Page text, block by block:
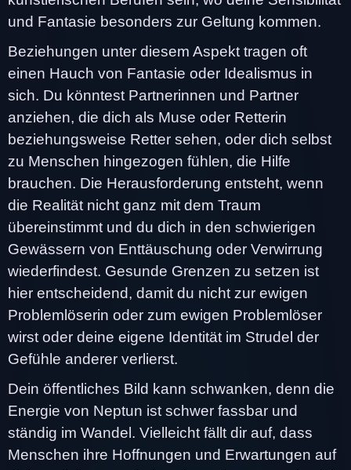
und Fantasie besonders zur Geltung kommen.
Beziehungen unter diesem Aspekt tragen oft
einen Hauch von Fantasie oder Idealismus in
sich. Du könntest Partnerinnen und Partner
anziehen, die dich als Muse oder Retterin
beziehungsweise Retter sehen, oder dich selbst
zu Menschen hingezogen fühlen, die Hilfe
brauchen. Die Herausforderung entsteht, wenn
die Realität nicht ganz mit dem Traum
übereinstimmt und du dich in den schwierigen
Gewässern von Enttäuschung oder Verwirrung
wiederfindest. Gesunde Grenzen zu setzen ist
hier entscheidend, damit du nicht zur ewigen
Problemlöserin oder zum ewigen Problemlöser
wirst oder deine eigene Identität im Strudel der
Gefühle anderer verlierst.
Dein öffentliches Bild kann schwanken, denn die
Energie von Neptun ist schwer fassbar und
ständig im Wandel. Vielleicht fällt dir auf, dass
Menschen ihre Hoffnungen und Erwartungen auf